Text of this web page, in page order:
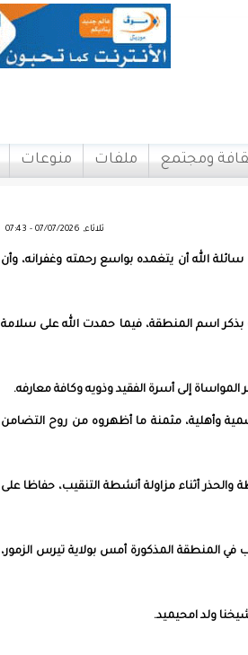
ومجتمع ملفات منوعات
ثلاثاء, 07/07/2026 - 07:43
الله أن يتغمده بواسع رحمته وغفرانه، وأن
بذكر اسم المنطقة، فيما حمدت الله على سلامة
إلى أسرة الفقيد وذويه وكافة معارفه.
وأهلية، مثمنة ما أظهروه من روح التضامن
والحذر أثناء مزاولة أنشطة التنقيب، حفاظا على
في المنطقة المذكورة أمس بولاية تيرس الزمور،
ولد امحيميد.